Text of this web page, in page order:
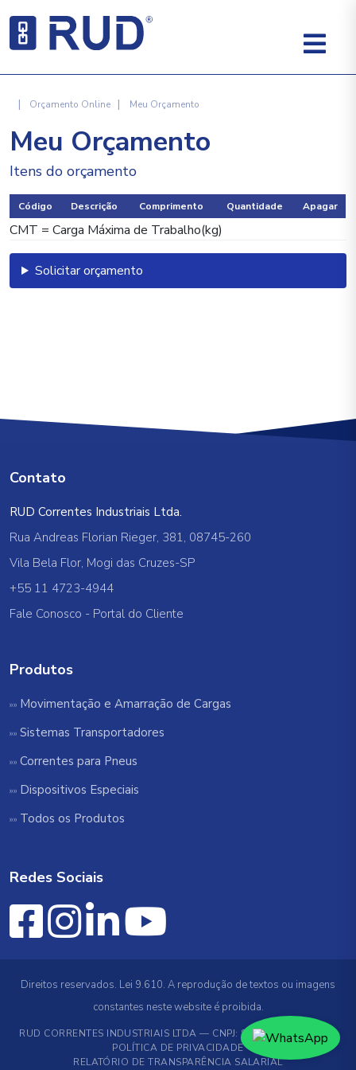
| Orçamento Online | Meu Orçamento
Meu Orçamento
Itens do orçamento
Código Descrição Comprimento Quantidade Apagar
CMT = Carga Máxima de Trabalho(kg)
Solicitar orçamento
Contato
RUD Correntes Industriais Ltda.
Rua Andreas Florian Rieger, 381, 08745-260
Vila Bela Flor, Mogi das Cruzes-SP
+55 11 4723-4944
Fale Conosco - Portal do Cliente
Produtos
Movimentação e Amarração de Cargas
Sistemas Transportadores
Correntes para Pneus
Dispositivos Especiais
Todos os Produtos
Redes Sociais
Direitos reservados. Lei 9.610. A reprodução de textos ou imagens
constantes neste website é proibida.
RUD CORRENTES INDUSTRIAIS LTDA — CNPJ: 89.519.706/0001-78
POLÍTICA DE PRIVACIDADE
RELATÓRIO DE TRANSPARÊNCIA SALARIAL